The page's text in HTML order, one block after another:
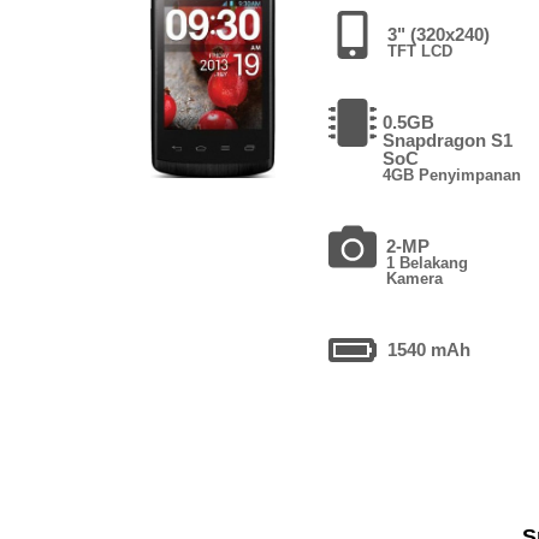
3" (320x240)
TFT LCD
0.5GB
Snapdragon S1
SoC
4GB Penyimpanan
2-MP
1 Belakang
Kamera
1540 mAh